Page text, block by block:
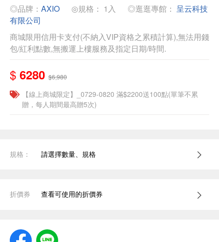
◎品牌： AXIO ◎規格： 1入 ◎逛逛專館： 呈云科技
有限公司
商城限用信用卡支付(不納入VIP資格之累積計算),無法用錢
包/紅利點數,無搬運上樓服務及指定日期/時間.
$ 6280 $6,980
【線上商城限定】_0729-0820 滿$2200送100點(單筆不累
贈，每人期間最高贈5次)
規格： 請選擇數量、規格
折價券 查看可使用的折價券